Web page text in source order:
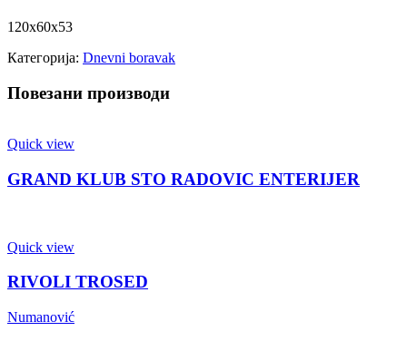
120x60x53
Категорија: Dnevni boravak
Повезани производи
Quick view
GRAND KLUB STO RADOVIC ENTERIJER
Quick view
RIVOLI TROSED
Numanović